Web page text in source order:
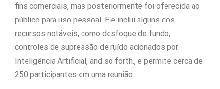
fins comerciais, mas posteriormente foi oferecida ao
público para uso pessoal. Ele inclui alguns dos
recursos notáveis, como desfoque de fundo,
controles de supressão de ruído acionados por
Inteligência Artificial, and so forth., e permite cerca de
250 participantes em uma reunião.